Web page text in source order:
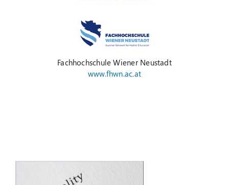
Fachhochschule Wiener Neustadt
www.fhwn.ac.at